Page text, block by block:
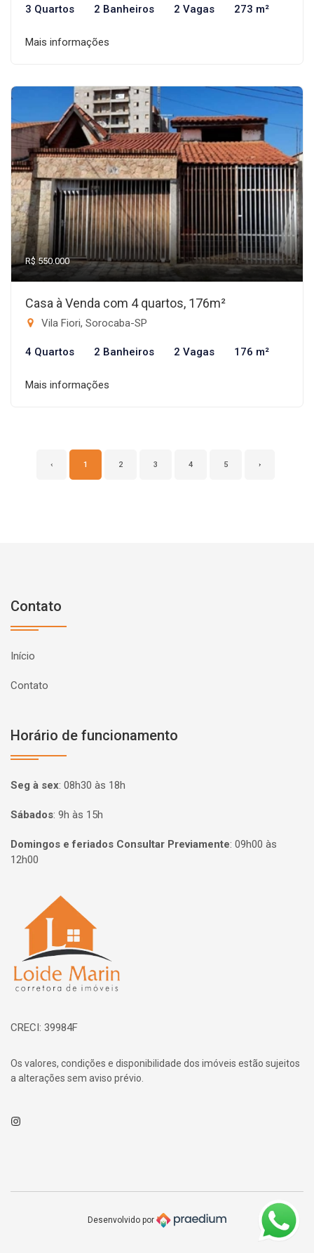
3 Quartos 2 Banheiros 2 Vagas 273 m²
Mais informações
R$ 550.000
Casa à Venda com 4 quartos, 176m²
Vila Fiori, Sorocaba-SP
4 Quartos 2 Banheiros 2 Vagas 176 m²
Mais informações
‹ 1 2 3 4 5 ›
Contato
Início
Contato
Horário de funcionamento
Seg à sex: 08h30 às 18h
Sábados: 9h às 15h
Domingos e feriados Consultar Previamente: 09h00 às
12h00
Página inicial
CRECI: 39984F
Os valores, condições e disponibilidade dos imóveis estão sujeitos
a alterações sem aviso prévio.
Instagram
Desenvolvido por